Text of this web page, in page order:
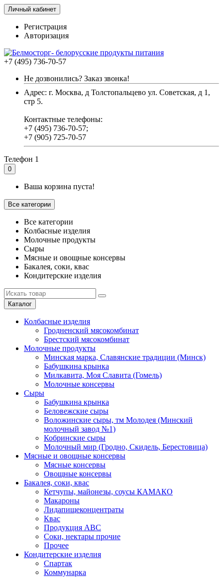
Личный кабинет
Регистрация
Авторизация
+7 (495) 736-70-57
Не дозвонились? Заказ звонка!
Адрес: г. Москва, д Толстопальцево ул. Советская, д 1,
стр 5.
Контактные телефоны:
+7 (495) 736-70-57;
+7 (905) 725-70-57
Телефон 1
0
Ваша корзина пуста!
Все категории
Все категории
Колбасные изделия
Молочные продукты
Сыры
Мясные и овощные консервы
Бакалея, соки, квас
Кондитерские изделия
Каталог
Колбасные изделия
Гродненский мясокомбинат
Брестский мясокомбинат
Молочные продукты
Минская марка, Славянские традиции (Минск)
Бабушкина крынка
Милкавита, Моя Славита (Гомель)
Молочные консервы
Сыры
Бабушкина крынка
Беловежские сыры
Воложинские сыры, тм Молодея (Минский
молочный завод №1)
Кобринские сыры
Молочный мир (Гродно, Скидель, Берестовица)
Мясные и овощные консервы
Мясные консервы
Овощные консервы
Бакалея, соки, квас
Кетчупы, майонезы, соусы КАМАКО
Макароны
Лидапищеконцентраты
Квас
Продукция АВС
Соки, нектары прочие
Прочее
Кондитерские изделия
Спартак
Коммунарка